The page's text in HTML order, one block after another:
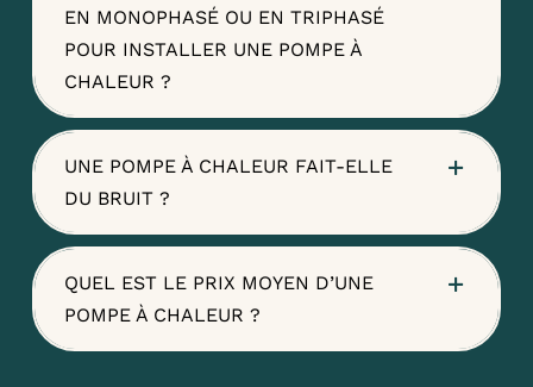
EN MONOPHASÉ OU EN TRIPHASÉ
POUR INSTALLER UNE POMPE À
CHALEUR ?
UNE POMPE À CHALEUR FAIT-ELLE
DU BRUIT ?
QUEL EST LE PRIX MOYEN D’UNE
POMPE À CHALEUR ?